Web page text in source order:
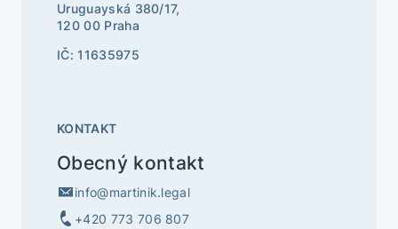
Uruguayská 380/17,
120 00 Praha
IČ: 11635975
KONTAKT
Obecný kontakt
info@martinik.legal
+420 773 706 807